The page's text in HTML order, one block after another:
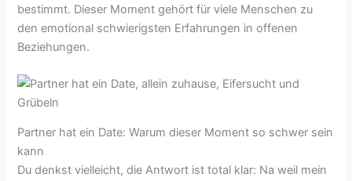
bestimmt. Dieser Moment gehört für viele Menschen zu
den emotional schwierigsten Erfahrungen in offenen
Beziehungen.
Partner hat ein Date: Warum dieser Moment so schwer sein
kann
Du denkst vielleicht, die Antwort ist total klar: Na weil mein